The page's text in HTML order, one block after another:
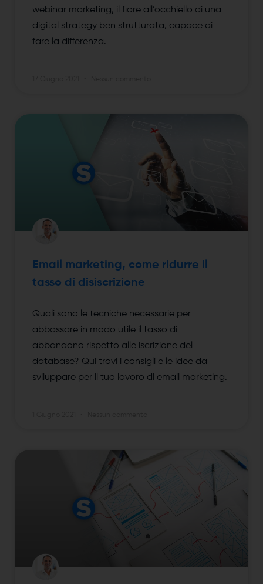
webinar marketing, il fiore all’occhiello di una
digital strategy ben strutturata, capace di
fare la differenza.
Email marketing, come ridurre il
tasso di disiscrizione
Quali sono le tecniche necessarie per
abbassare in modo utile il tasso di
abbandono rispetto alle iscrizione del
database? Qui trovi i consigli e le idee da
sviluppare per il tuo lavoro di email marketing.